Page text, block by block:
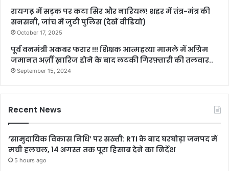
रायगढ़ में सड़क पर कटा सिर और नारियल! शहर में तंत्र-मंत्र की
सनसनी, जांच में जुटी पुलिस (देखें वीडियो)
October 17, 2025
पूर्व वनमंत्री अकबर फरार !!! शिक्षक आत्महत्या मामले में अग्रिम
जमानत अर्ज़ी ख़ारिज होने के बाद लटकी गिरफ़्तारी की तलवार..
September 15, 2024
Recent News
‘सामुदायिक विकास निधि’ पर सख्ती: RTI के बाद घरघोड़ा जनपद में
मची हलचल, 14 अगस्त तक पूरा हिसाब देने का निर्देश
5 hours ago